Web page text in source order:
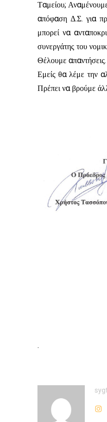
Ταμείου;
απόφαση Δ.Σ. για
μπορεί να
συνεργάτης του
Θέλουμε
Εμείς θα λέμε την
Πρέπει να βρούμε
.